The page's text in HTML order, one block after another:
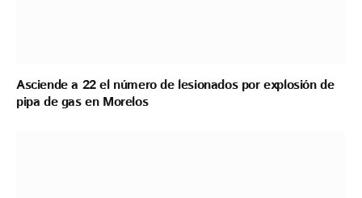
Asciende a 22 el número de lesionados por explosión de
pipa de gas en Morelos